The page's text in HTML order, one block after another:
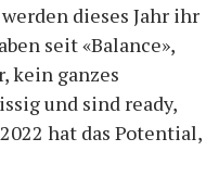
werden dieses Jahr ihr
seit «Balance»,
kein ganzes
und sind ready,
hat das Potential,